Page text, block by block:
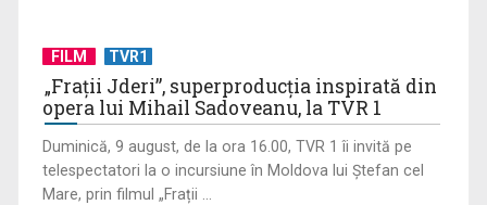
Efectul Fjord. Cristian Mungiu ne învață matematic să
îndrăznim: „4,3,2,1… ...
FILM TVR1
„Frații Jderi”, superproducția inspirată din
opera lui Mihail Sadoveanu, la TVR 1
Duminică, 9 august, de la ora 16.00, TVR 1 îi invită pe
telespectatori la o incursiune în Moldova lui Ștefan cel
Mare, prin filmul „Frații ...